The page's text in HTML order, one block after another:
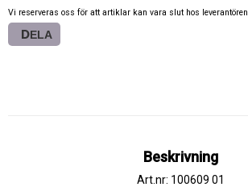
Vi reserveras oss för att artiklar kan vara slut hos leverantören
DELA
Beskrivning
Art.nr: 100609 01